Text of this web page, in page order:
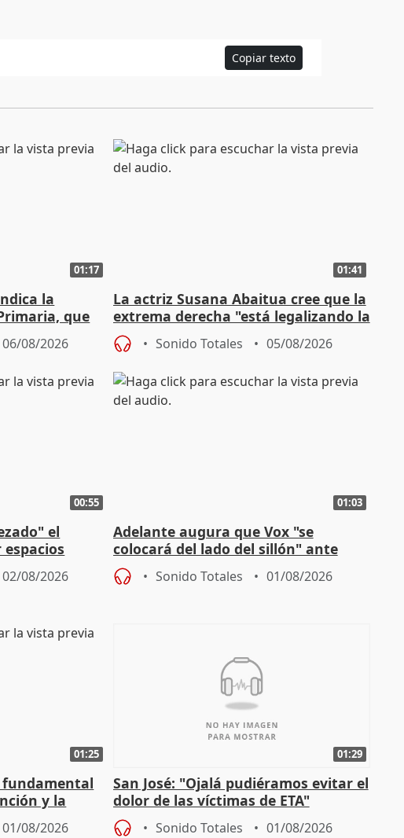
Copiar texto
01:17
la
que
06/08/2026
01:41
La actriz Susana Abaitua cree que la
extrema derecha "está legalizando la
homofobia"
Sonido Totales 05/08/2026
00:55
el
02/08/2026
01:03
Adelante augura que Vox "se
colocará del lado del sillón" ante
iniciativas de la oposición
Sonido Totales 01/08/2026
01:25
fundamental
y la
01/08/2026
01:29
San José: "Ojalá pudiéramos evitar el
dolor de las víctimas de ETA"
Sonido Totales 01/08/2026